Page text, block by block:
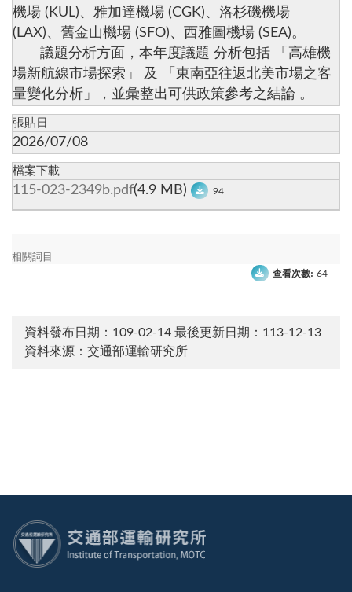
機場 (KUL)、雅加達機場 (CGK)、洛杉磯機場
(LAX)、舊金山機場 (SFO)、西雅圖機場 (SEA)。
議題分析方面，本年度議題 分析包括 「高雄機
場新航線市場探索」 及 「東南亞往返北美市場之客
量變化分析」，並彙整出可供政策參考之結論 。
張貼日
2026/07/08
檔案下載
115-023-2349b.pdf(4.9 MB) 94
相關詞目
查看次數: 64
資料發布日期：109-02-14 最後更新日期：113-12-13
資料來源：交通部運輸研究所